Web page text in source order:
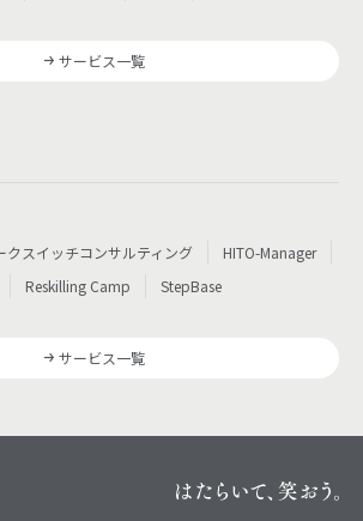
サービス一覧
クスイッチコンサルティング
HITO-Manager
Reskilling Camp StepBase
サービス一覧